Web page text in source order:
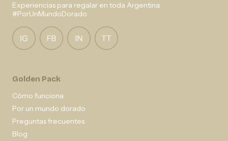
Experiencias para regalar en toda Argentina.
#PorUnMundoDorado
Golden Pack
Cómo funciona
Por un mundo dorado
Preguntas frecuentes
Blog